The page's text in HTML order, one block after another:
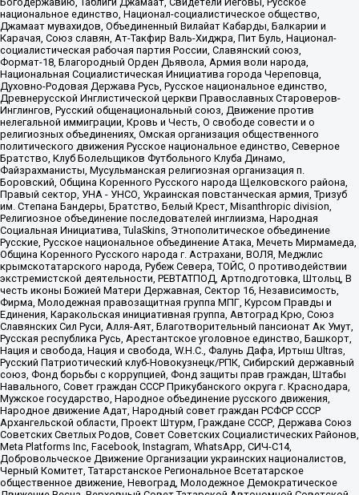
национальное единство, Национал-социалистическое общество,
Джамаат мувахидов, Объединенный Вилайат Кабарды, Балкарии и
Карачая, Союз славян, Ат-Такфир Валь-Хиджра, Пит Буль, Национал-
социалистическая рабочая партия России, Славянский союз,
Формат-18, Благородный Орден Дьявола, Армия воли народа,
Национальная Социалистическая Инициатива города Череповца,
Духовно-Родовая Держава Русь, Русское национальное единство,
Древнерусской Инглистической церкви Православных Староверов-
Инглингов, Русский общенациональный союз, Движение против
нелегальной иммиграции, Кровь и Честь, О свободе совести и о
религиозных объединениях, Омская организация общественного
политического движения Русское национальное единство, Северное
Братство, Клуб Болельщиков Футбольного Клуба Динамо,
Файзрахманисты, Мусульманская религиозная организация п.
Боровский, Община Коренного Русского народа Щелковского района,
Правый сектор, УНА - УНСО, Украинская повстанческая армия, Тризуб
им. Степана Бандеры, Братство, Белый Крест, Misanthropic division,
Религиозное объединение последователей инглиизма, Народная
Социальная Инициатива, TulaSkins, Этнополитическое объединение
Русские, Русское национальное объединение Атака, Мечеть Мирмамеда,
Община Коренного Русского народа г. Астрахани, ВОЛЯ, Меджлис
крымскотатарского народа, Рубеж Севера, ТОЙС, О противодействии
экстремистской деятельности, РЕВТАТПОД, Артподготовка, Штольц, В
честь иконы Божией Матери Державная, Сектор 16, Независимость,
Фирма, Молодежная правозащитная группа МПГ, Курсом Правды и
Единения, Каракольская инициативная группа, Автоград Крю, Союз
Славянских Сил Руси, Алля-Аят, Благотворительный пансионат Ак Умут,
Русская республика Русь, Арестантское уголовное единство, Башкорт,
Нация и свобода, Нация и свобода, W.H.С., Фалунь Дафа, Иртыш Ultras,
Русский Патриотический клуб-Новокузнецк/РПК, Сибирский державный
союз, Фонд борьбы с коррупцией, Фонд защиты прав граждан, Штабы
Навального, Совет граждан СССР Прикубанского округа г. Краснодара,
Мужское государство, Народное объединение русского движения,
Народное движение Адат, Народный совет граждан РСФСР СССР
Архангельской области, Проект Штурм, Граждане СССР, Держава Союз
Советских Светлых Родов, Совет Советских Социалистических Районов,
Meta Platforms Inc, Facebook, Instagram, WhatsApp, СИЧ-С14,
Добровольческое Движение Организации украинских националистов,
Черный Комитет, Татарстанское Региональное Всетатарское
общественное движение, Невоград, Молодежное Демократическое